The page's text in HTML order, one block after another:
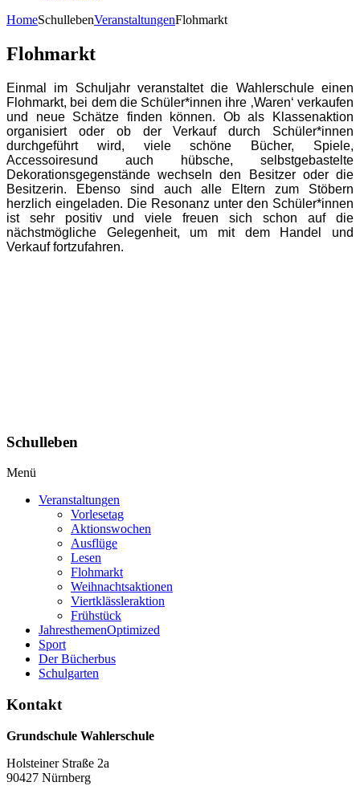
HomeSchullebenVeranstaltungenFlohmarkt
Flohmarkt
Einmal im Schuljahr veranstaltet die Wahlerschule einen
Flohmarkt, bei dem die Schüler*innen ihre ‚Waren‘ verkaufen
und neue Schätze finden können. Ob als Klassenaktion
organisiert oder ob der Verkauf durch Schüler*innen
durchgeführt wird, viele schöne Bücher, Spiele,
Accessoiresund auch hübsche, selbstgebastelte
Dekorationsgegenstände wechseln den Besitzer oder die
Besitzerin. Ebenso sind auch alle Eltern zum Stöbern
herzlich eingeladen. Die Resonanz unter den Schüler*innen
ist sehr positiv und viele freuen sich schon auf die
nächstmögliche Gelegenheit, um mit dem Handel und
Verkauf fortzufahren.
Schulleben
Menü
Veranstaltungen
Vorlesetag
Aktionswochen
Ausflüge
Lesen
Flohmarkt
Weihnachtsaktionen
Viertklässleraktion
Frühstück
JahresthemenOptimized
Sport
Der Bücherbus
Schulgarten
Kontakt
Grundschule Wahlerschule
Holsteiner Straße 2a
90427 Nürnberg